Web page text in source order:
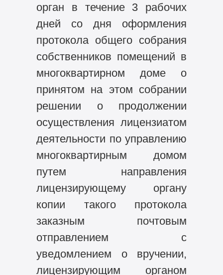
орган в течение 3 рабочих
дней со дня оформления
протокола общего собрания
собственников помещений в
многоквартирном доме о
принятом на этом собрании
решении о продолжении
осуществления лицензиатом
деятельности по управлению
многоквартирным домом
путем направления
лицензирующему органу
копии такого протокола
заказным почтовым
отправлением с
уведомлением о вручении,
лицензирующим органом